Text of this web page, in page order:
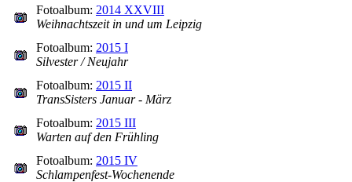
Fotoalbum: 2014 XXVIII
Weihnachtszeit in und um Leipzig
Fotoalbum: 2015 I
Silvester / Neujahr
Fotoalbum: 2015 II
TransSisters Januar - März
Fotoalbum: 2015 III
Warten auf den Frühling
Fotoalbum: 2015 IV
Schlampenfest-Wochenende